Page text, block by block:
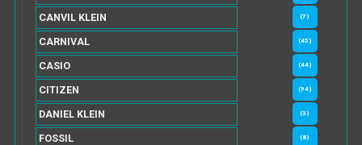
CANVIL KLEIN (7)
CARNIVAL (45)
CASIO (44)
CITIZEN (94)
DANIEL KLEIN (3)
FOSSIL (8)